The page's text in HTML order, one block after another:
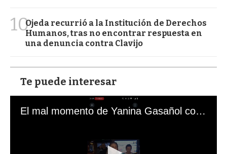
10Ojeda recurrió a la Institución de Derechos
Humanos, tras no encontrar respuesta en
una denuncia contra Clavijo
Te puede interesar
El mal momento de Yanina Gasañol con un hincha argentino en "Subrayado"